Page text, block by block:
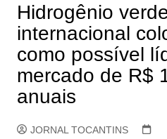
Hidrogênio
internacional
como possível
mercado de R$
anuais
JORNAL TOCANTINS